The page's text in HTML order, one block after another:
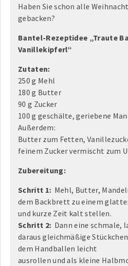
Haben Sie schon alle
gebacken?
Bantel-Rezeptidee „Traute
Vanillekipferl“
Zutaten:
250 g Mehl
180 g Butter
90 g Zucker
100 g geschälte, geriebene
Außerdem:
Butter zum Fetten,
feinem Zucker vermischt zum
Zubereitung:
Schritt 1: Mehl, Butter,
dem Backbrett zu einem
und kurze Zeit kalt stellen.
Schritt 2: Dann eine schmale,
daraus gleichmäßige
dem Handballen leicht
ausrollen und als kleine